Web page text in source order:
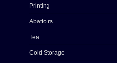
Printing
Abattoirs
Tea
Cold Storage